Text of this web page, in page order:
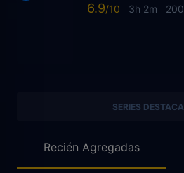
6.9 3h 2m
SERIES
Recién Agregadas